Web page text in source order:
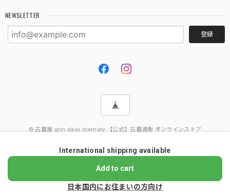
NEWSLETTER
登録
© 古着屋 grin days memory 【公式】古着通販 オンラインストア
International shipping available
Add to cart
日本国内にお住まいの方向け